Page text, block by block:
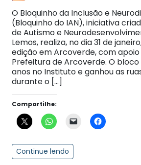
O Bloquinho da Inclusão e
(Bloquinho do IAN), iniciativa
de Autismo e
Lemos, realiza, no dia 31 de
edição em Arcoverde, com
Prefeitura de Arcoverde. O bloco
anos no Instituto e ganhou as
durante o […]
Compartilhe:
Continue lendo